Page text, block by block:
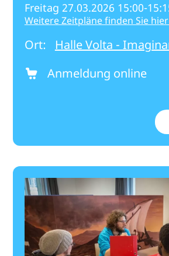
Freitag 27.03.2026 15:00-
Weitere Zeitpläne finden Sie
Ort:
Halle Volta -
Anmeldung online